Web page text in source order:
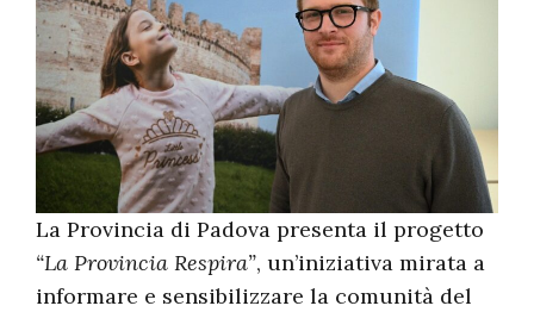
La Provincia di Padova presenta il progetto
“La Provincia Respira”, un’iniziativa mirata a
informare e sensibilizzare la comunità del